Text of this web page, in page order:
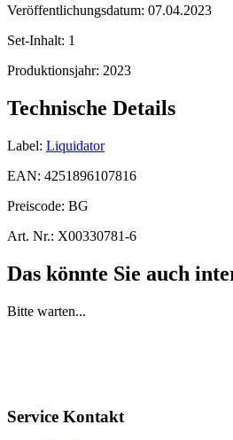
Veröffentlichungsdatum: 07.04.2023
Set-Inhalt: 1
Produktionsjahr: 2023
Technische Details
Label: Liquidator
EAN: 4251896107816
Preiscode: BG
Art. Nr.: X00330781-6
Das könnte Sie auch
Bitte warten...
Service Kontakt